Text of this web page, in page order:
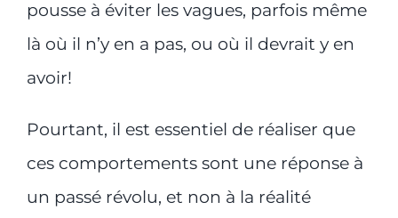
pousse à éviter les vagues, parfois même
là où il n’y en a pas, ou où il devrait y en
avoir!
Pourtant, il est essentiel de réaliser que
ces comportements sont une réponse à
un passé révolu, et non à la réalité